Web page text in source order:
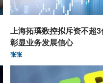
上海拓璞数控拟斥资不超3
彰显业务发展信心
张张